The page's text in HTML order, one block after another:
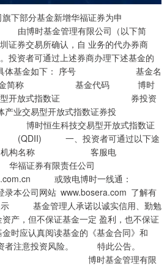
司旗下部分基金新增华福证券为申
由博时基金管理有限公司（以下简
证券交易所确认，自 业务的代办券商
。投资者可通过上述券商办理下述基金的
。具体基金如下： 序号 基金名
基金代码 博时
交易型开放式指数证 券投资
交易型开放式指数证券投
科技交易型开放式指数证
一、投资者可通过以下途
机构名称 客服电
券有限责任公司
或致电博时一线通：
录本公司网站 www.bosera.com 了解有
基金管理人承诺以诚实信用、勤勉
产，但不保证基金一定 盈利，也不保证
时应认真阅读基金的《基金合同》和
资者注意投资风险。 特此公告。
管理有限